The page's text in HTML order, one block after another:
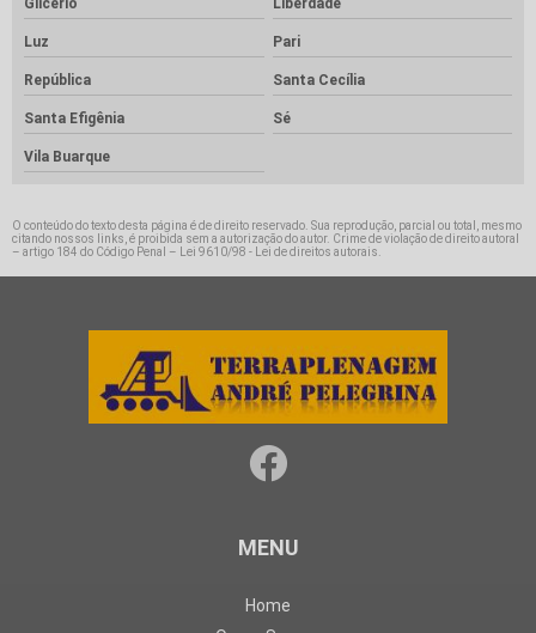
Glicério Liberdade
Luz Pari
República Santa Cecília
Santa Efigênia Sé
Vila Buarque
O conteúdo do texto desta página é de direito reservado. Sua reprodução, parcial ou total, mesmo
citando nossos links, é proibida sem a autorização do autor. Crime de violação de direito autoral
– artigo 184 do Código Penal – Lei 9610/98 - Lei de direitos autorais.
MENU
Home